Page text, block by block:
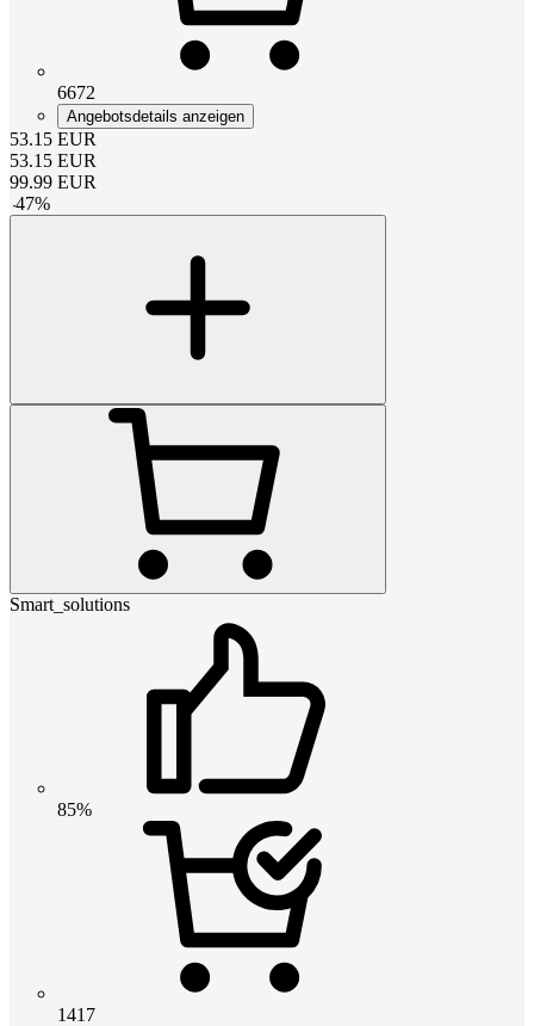
6672
Angebotsdetails anzeigen
53.15 EUR
53.15 EUR
99.99 EUR
-47%
Smart_solutions
85%
1417